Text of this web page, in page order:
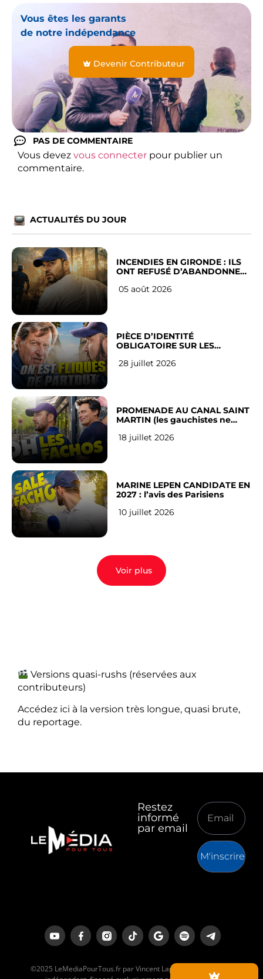
Vous êtes les garants
de notre indépendance
Devenir Contributeur
PAS DE COMMENTAIRE
Vous devez vous connecter pour publier un
commentaire.
ACTUALITÉS DU JOUR
INCENDIES EN GIRONDE : ILS
ONT REFUSÉ D’ABANDONNER
05 août 2026
PIÈCE D’IDENTITÉ
OBLIGATOIRE SUR LES
Français
28 juillet 2026
PROMENADE AU CANAL SAINT
MARTIN (les gauchistes ne
18 juillet 2026
MARINE LEPEN CANDIDATE EN
2027 : l’avis des Parisiens
10 juillet 2026
Voir plus
Versions quasi-rushs (réservées aux
contributeurs)
Accédez ici à la version très longue, quasi brute,
du reportage.
Restez
informé
par email
M'inscrire
©2025 LeMediaPourTous.fr par Vincent Lapierre est un média